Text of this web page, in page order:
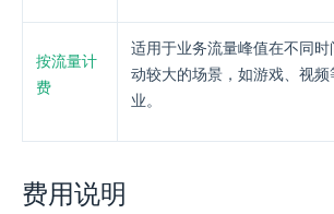
按流量计
费
适用于业务流量峰值在不同时
动较大的场景，如游戏、视频
业。
费用说明